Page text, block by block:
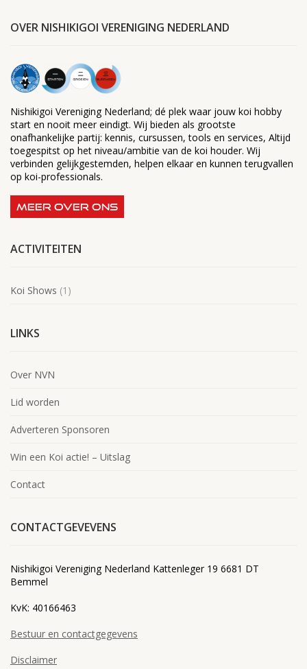
OVER NISHIKIGOI VERENIGING NEDERLAND
Nishikigoi Vereniging Nederland; dé plek waar jouw koi hobby
start en nooit meer eindigt. Wij bieden als grootste
onafhankelijke partij: kennis, cursussen, tools en services, Altijd
toegespitst op het niveau/ambitie van de koi houder. Wij
verbinden gelijkgestemden, helpen elkaar en kunnen terugvallen
op koi-professionals.
MEER OVER ONS
ACTIVITEITEN
Koi Shows (1)
LINKS
Over NVN
Lid worden
Adverteren Sponsoren
Win een Koi actie! – Uitslag
Contact
CONTACTGEVEVENS
Nishikigoi Vereniging Nederland Kattenleger 19 6681 DT
Bemmel
KvK: 40166463
Bestuur en contactgegevens
Disclaimer